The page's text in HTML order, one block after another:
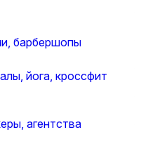
барбершопы
йога, кроссфит
агентства